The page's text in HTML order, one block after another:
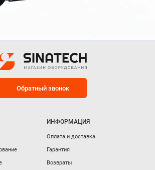
Обратный звонок
ИНФОРМАЦИЯ
Оплата и доставка
Гарантия
Возвраты